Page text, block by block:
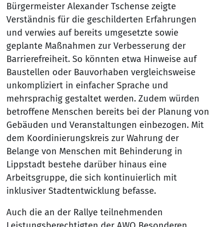
Bürgermeister Alexander Tschense zeigte
Verständnis für die geschilderten Erfahrungen
und verwies auf bereits umgesetzte sowie
geplante Maßnahmen zur Verbesserung der
Barrierefreiheit. So könnten etwa Hinweise auf
Baustellen oder Bauvorhaben vergleichsweise
unkompliziert in einfacher Sprache und
mehrsprachig gestaltet werden. Zudem würden
betroffene Menschen bereits bei der Planung von
Gebäuden und Veranstaltungen einbezogen. Mit
dem Koordinierungskreis zur Wahrung der
Belange von Menschen mit Behinderung in
Lippstadt bestehe darüber hinaus eine
Arbeitsgruppe, die sich kontinuierlich mit
inklusiver Stadtentwicklung befasse.
Auch die an der Rallye teilnehmenden